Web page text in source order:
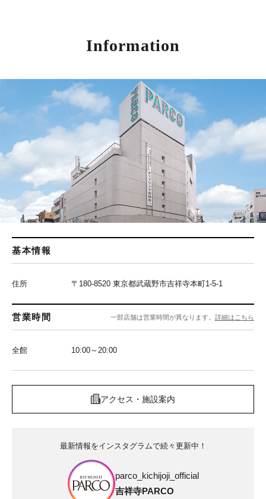
Information
基本情報
住所 〒180-8520 東京都武蔵野市吉祥寺本町1-5-1
営業時間 一部店舗は営業時間が異なります。 詳細はこちら
全館 10:00～20:00
アクセス・施設案内
最新情報をインスタグラムで続々更新中！
parco_kichijoji_official
吉祥寺PARCO